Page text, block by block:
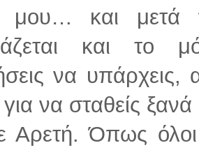
μου… και
και το
να
να σταθείς
Αρετή. Όπως